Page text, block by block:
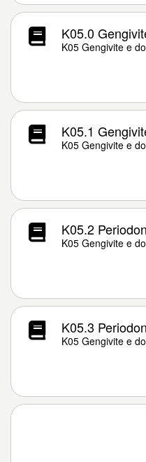
K05.0
K05 Gengivite e
K05.1
K05 Gengivite e
K05.2
K05 Gengivite e
K05.3
K05 Gengivite e